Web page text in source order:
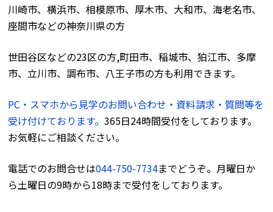
川崎市、横浜市、相模原市、厚木市、大和市、海老名市、
座間市などの神奈川県の方
世田谷区などの23区の方,町田市、稲城市、狛江市、多摩
市、立川市、調布市、八王子市の方も利用できます。
PC・スマホから見学のお問い合わせ・資料請求・質問等を
受け付けております。365日24時間受付をしております。
お気軽にご相談ください。
電話でのお問合せは044-750-7734までどうぞ。月曜日か
ら土曜日の9時から18時まで受付をしております。